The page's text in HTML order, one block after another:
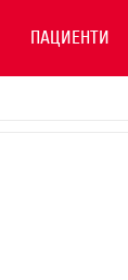
ПАЦИЕНТИ